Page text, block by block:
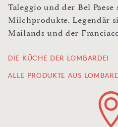
Taleggio und der Bel
Milchprodukte. Legendär
Mailands und der
DIE KÜCHE DER LOMBARDEI
ALLE PRODUKTE AUS